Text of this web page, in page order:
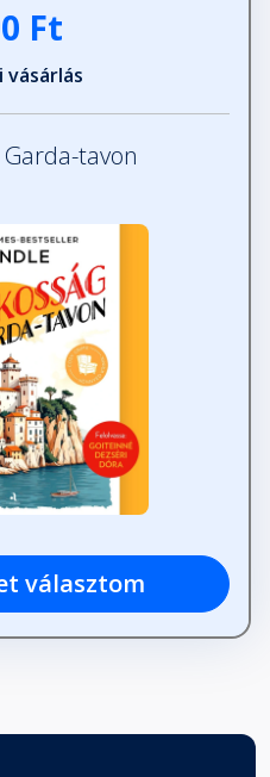
Ft
vásárlás
Garda-tavon
választom